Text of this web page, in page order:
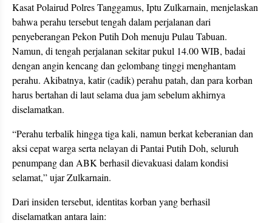
Kasat Polairud Polres Tanggamus, Iptu Zulkarnain, menjelaskan
bahwa perahu tersebut tengah dalam perjalanan dari
penyeberangan Pekon Putih Doh menuju Pulau Tabuan.
Namun, di tengah perjalanan sekitar pukul 14.00 WIB, badai
dengan angin kencang dan gelombang tinggi menghantam
perahu. Akibatnya, katir (cadik) perahu patah, dan para korban
harus bertahan di laut selama dua jam sebelum akhirnya
diselamatkan.
“Perahu terbalik hingga tiga kali, namun berkat keberanian dan
aksi cepat warga serta nelayan di Pantai Putih Doh, seluruh
penumpang dan ABK berhasil dievakuasi dalam kondisi
selamat,” ujar Zulkarnain.
Dari insiden tersebut, identitas korban yang berhasil
diselamatkan antara lain: